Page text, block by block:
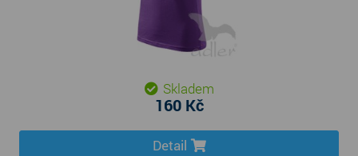
Skladem
160 Kč
Detail